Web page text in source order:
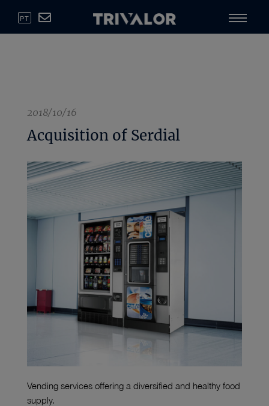
PT
2018/10/16
Acquisition of Serdial
Vending services offering a diversified and healthy food
supply.